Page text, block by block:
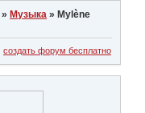
»Музыка »Mylène
создать форум бесплатно